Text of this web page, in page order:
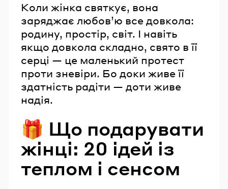
Коли жінка святкує, вона
заряджає любов’ю все довкола:
родину, простір, світ. І навіть
якщо довкола складно, свято в її
серці — це маленький протест
проти зневіри. Бо доки живе її
здатність радіти — доти живе
надія.
🎁 Що подарувати
жінці: 20 ідей із
теплом і сенсом